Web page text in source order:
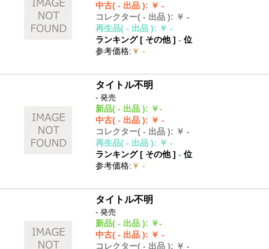
中古( - 出品 ): ￥ -
コレクター( - 出品 ): ￥ -
再生品( - 出品 ): ￥ -
ランキング [ その他]- 位
参考価格: ￥ -
タイトル不明
- 発売
新品( - 出品 ): ￥-
中古( - 出品 ): ￥ -
コレクター( - 出品 ): ￥ -
再生品( - 出品 ): ￥ -
ランキング [ その他]- 位
参考価格: ￥ -
タイトル不明
- 発売
新品( - 出品 ): ￥-
中古( - 出品 ): ￥ -
コレクター( - 出品 ): ￥ -